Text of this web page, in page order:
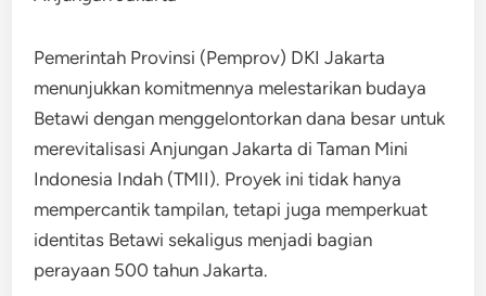
Pemerintah Provinsi (Pemprov) DKI Jakarta
menunjukkan komitmennya melestarikan budaya
Betawi dengan menggelontorkan dana besar untuk
merevitalisasi Anjungan Jakarta di Taman Mini
Indonesia Indah (TMII). Proyek ini tidak hanya
mempercantik tampilan, tetapi juga memperkuat
identitas Betawi sekaligus menjadi bagian
perayaan 500 tahun Jakarta.